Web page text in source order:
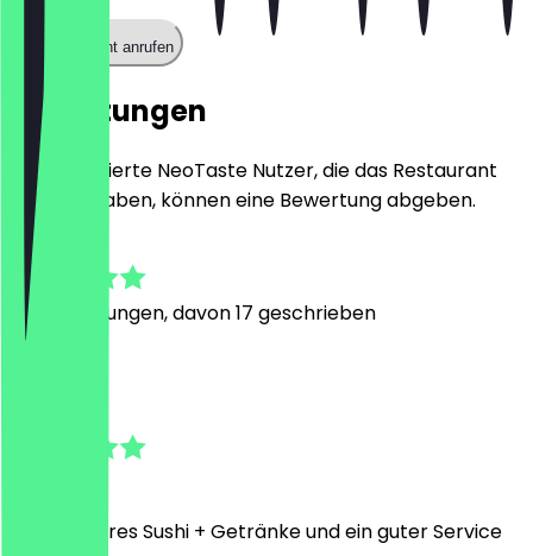
Restaurant anrufen
Bewertungen
Nur registrierte NeoTaste Nutzer, die das Restaurant
besucht haben, können eine Bewertung abgeben.
4.9
60
Bewertungen, davon 17 geschrieben
Sehr leckeres Sushi + Getränke und ein guter Service